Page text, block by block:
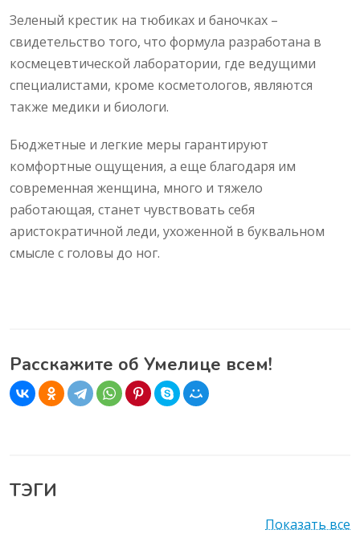
Зеленый крестик на тюбиках и баночках –
свидетельство того, что формула разработана в
космецевтической лаборатории, где ведущими
специалистами, кроме косметологов, являются
также медики и биологи.
Бюджетные и легкие меры гарантируют
комфортные ощущения, а еще благодаря им
современная женщина, много и тяжело
работающая, станет чувствовать себя
аристократичной леди, ухоженной в буквальном
смысле с головы до ног.
Расскажите об Умелице всем!
ТЭГИ
Показать все